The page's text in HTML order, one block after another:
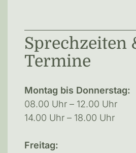
Sprechzeiten
Termine
Montag bis Donnerstag:
08.00 Uhr – 12.00 Uhr
14.00 Uhr – 18.00 Uhr
Freitag: